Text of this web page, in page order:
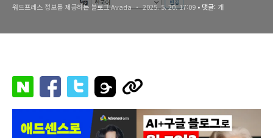
워드프레스 정보를 제공하는 블로그 Avada 2025. 5. 20. 17:09 • 댓글: 개